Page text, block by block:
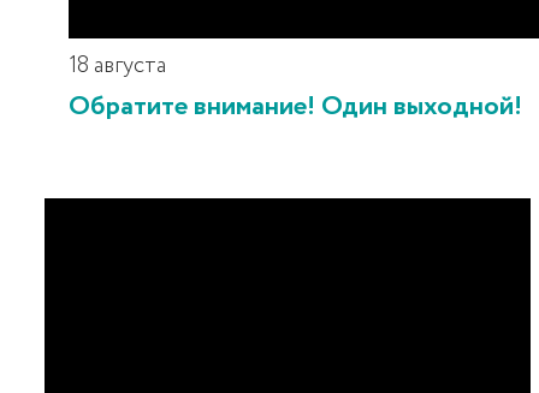
18 августа
Обратите внимание! Один выходной!